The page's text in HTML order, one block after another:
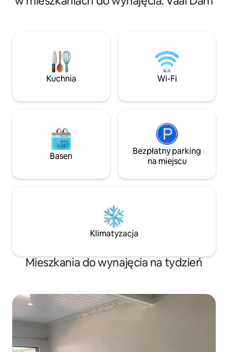
sprawią, że Twój pobyt będzie
podróżujących służbowo, jak i
rekreacyjnie. ✅ Nowoczesne i przytulne
wnętrza ✅ W pełni wyposażona kuchnia
do samodzielnego wyżywienia ✅
Wi-Fi, Netflix, Supersport ✅ Bezpieczne
do posiadłości
nad rzeką, czy
jest to idealne
trwałe
Kuchnia Wi-Fi
Basen
Bezpłatny parking
na miejscu
Klimatyzacja
Mieszkania do wynajęcia na tydzień